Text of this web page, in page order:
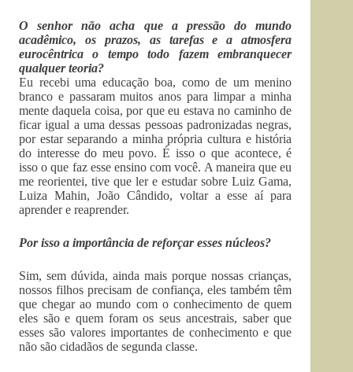
O senhor não acha que a pressão do mundo
acadêmico, os prazos, as tarefas e a atmosfera
eurocêntrica o tempo todo fazem embranquecer
qualquer teoria?
Eu recebi uma educação boa, como de um menino
branco e passaram muitos anos para limpar a minha
mente daquela coisa, por que eu estava no caminho de
ficar igual a uma dessas pessoas padronizadas negras,
por estar separando a minha própria cultura e história
do interesse do meu povo. É isso o que acontece, é
isso o que faz esse ensino com você. A maneira que eu
me reorientei, tive que ler e estudar sobre Luiz Gama,
Luiza Mahin, João Cândido, voltar a esse aí para
aprender e reaprender.
Por isso a importância de reforçar esses núcleos?
Sim, sem dúvida, ainda mais porque nossas crianças,
nossos filhos precisam de confiança, eles também têm
que chegar ao mundo com o conhecimento de quem
eles são e quem foram os seus ancestrais, saber que
esses são valores importantes de conhecimento e que
não são cidadãos de segunda classe.